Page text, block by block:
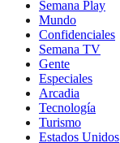
Semana Play
Mundo
Confidenciales
Semana TV
Gente
Especiales
Arcadia
Tecnología
Turismo
Estados Unidos